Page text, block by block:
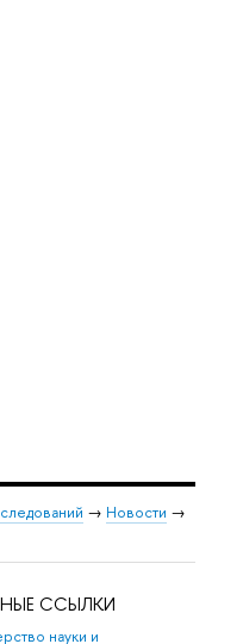
→ Новости →
ССЫЛКИ
науки и